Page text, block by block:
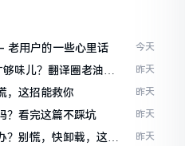
老用户的一些心里话 今天
味儿？翻译圈老油条
昨天
，这招能救你 昨天
？看完这篇不踩坑 昨天
别慌，快卸载，这几
昨天